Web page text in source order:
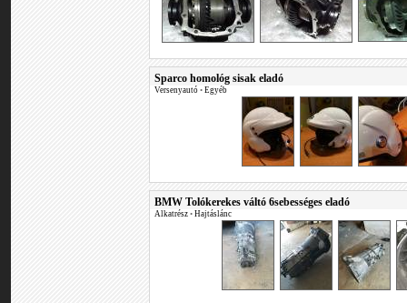
Sparco homológ sisak eladó
Versenyautó • Egyéb
BMW Tolókerekes váltó 6sebességes eladó
Alkatrész • Hajtáslánc